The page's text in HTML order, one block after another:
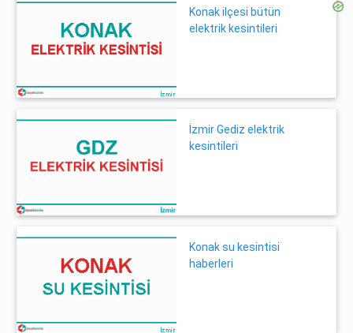
Konak ilçesi bütün
elektrik kesintileri
İzmir Gediz elektrik
kesintileri
Konak su kesintisi
haberleri